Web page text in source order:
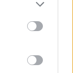
algún
de
se aplicarán
sitio web o